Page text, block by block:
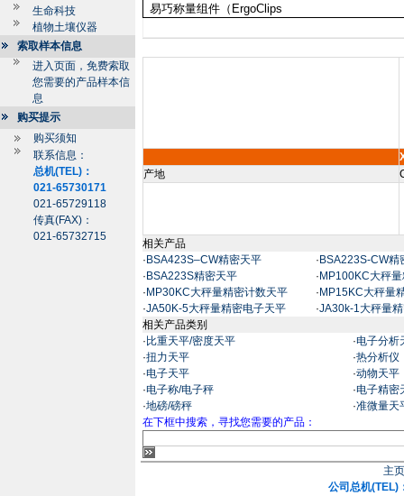
生命科技
植物土壤仪器
索取样本信息
进入页面，免费索取
您需要的产品样本信
息
购买提示
购买须知
联系信息：
总机(TEL)：
021-65730171
021-65729118
传真(FAX)：
021-65732715
易巧称量组件（ ErgoClips
产地
相关产品
· BSA423S–CW精密天平 · BSA223S-CW精
· BSA223S精密天平 · MP100KC大秤
· MP30KC大秤量精密计数天平 · MP15KC大秤量
·JA50K-5大秤量精密电子天平 ·JA30k-1大秤量
相关产品类别
· 比重天平/密度天平 ·电子分析
·扭力天平 ·热分析仪
·电子天平 ·动物天平
·电子称/电子秤 ·电子精密
·地磅/磅秤 ·准微量天
在下框中搜索，寻找您需要的产品：
主
公司总机